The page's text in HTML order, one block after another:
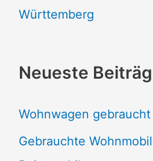
Württemberg
Neueste
Wohnwagen
Gebrauchte